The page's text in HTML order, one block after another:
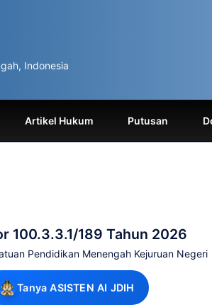
Indonesia
Artikel Hukum Putusan
100.3.3.1/189 Tahun 2026
Pendidikan Menengah Kejuruan Negeri
Tanya ASISTEN AI JDIH